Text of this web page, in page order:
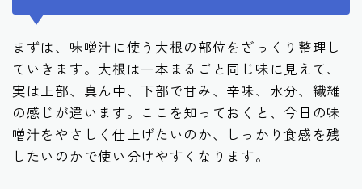
まずは、味噌汁に使う大根の部位をざっくり整理し
ていきます。大根は一本まるごと同じ味に見えて、
実は上部、真ん中、下部で甘み、辛味、水分、繊維
の感じが違います。ここを知っておくと、今日の味
噌汁をやさしく仕上げたいのか、しっかり食感を残
したいのかで使い分けやすくなります。